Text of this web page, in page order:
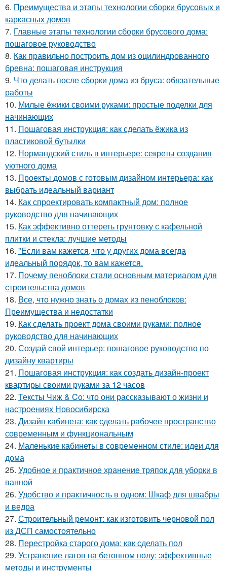
6. Преимущества и этапы технологии сборки брусовых и
каркасных домов
7. Главные этапы технологии сборки брусового дома:
пошаговое руководство
8. Как правильно построить дом из оцилиндрованного
бревна: пошаговая инструкция
9. Что делать после сборки дома из бруса: обязательные
работы
10. Милые ёжики своими руками: простые поделки для
начинающих
11. Пошаговая инструкция: как сделать ёжика из
пластиковой бутылки
12. Нормандский стиль в интерьере: секреты создания
уютного дома
13. Проекты домов с готовым дизайном интерьера: как
выбрать идеальный вариант
14. Как спроектировать компактный дом: полное
руководство для начинающих
15. Как эффективно оттереть грунтовку с кафельной
плитки и стекла: лучшие методы
16. "Если вам кажется, что у других дома всегда
идеальный порядок, то вам кажется.
17. Почему пеноблоки стали основным материалом для
строительства домов
18. Все, что нужно знать о домах из пеноблоков:
Преимущества и недостатки
19. Как сделать проект дома своими руками: полное
руководство для начинающих
20. Создай свой интерьер: пошаговое руководство по
дизайну квартиры
21. Пошаговая инструкция: как создать дизайн-проект
квартиры своими руками за 12 часов
22. Тексты Чиж & Co: что они рассказывают о жизни и
настроениях Новосибирска
23. Дизайн кабинета: как сделать рабочее пространство
современным и функциональным
24. Маленькие кабинеты в современном стиле: идеи для
дома
25. Удобное и практичное хранение тряпок для уборки в
ванной
26. Удобство и практичность в одном: Шкаф для швабры
и ведра
27. Строительный ремонт: как изготовить черновой пол
из ДСП самостоятельно
28. Перестройка старого дома: как сделать пол
29. Устранение лагов на бетонном полу: эффективные
методы и инструменты